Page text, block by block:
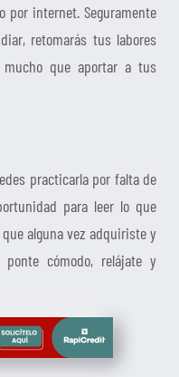
por internet. Seguramente
retomarás tus labores
que aportar a tus
practicarla por falta de
para leer lo que
alguna vez adquiriste y
cómodo, relájate y